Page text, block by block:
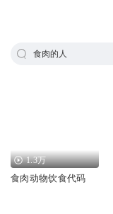
食肉的人
1.3万
食肉动物饮食代码